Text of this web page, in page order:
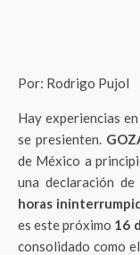
Por: Rodrigo Pujol
Hay experiencias
se presienten.
de México a
una declaración
horas
es este próximo 16
consolidado como